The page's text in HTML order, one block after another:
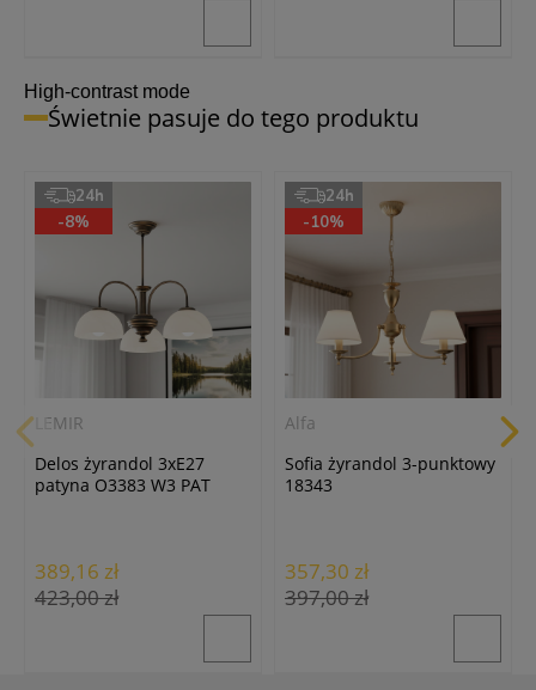
High-contrast mode
Świetnie pasuje do tego produktu
LEMIR
Delos żyrandol 3xE27
patyna O3383 W3 PAT
389,16 zł
423,00 zł
24h
-8%
Alfa
Sofia żyrandol 3-punktowy
18343
357,30 zł
397,00 zł
24h
-10%